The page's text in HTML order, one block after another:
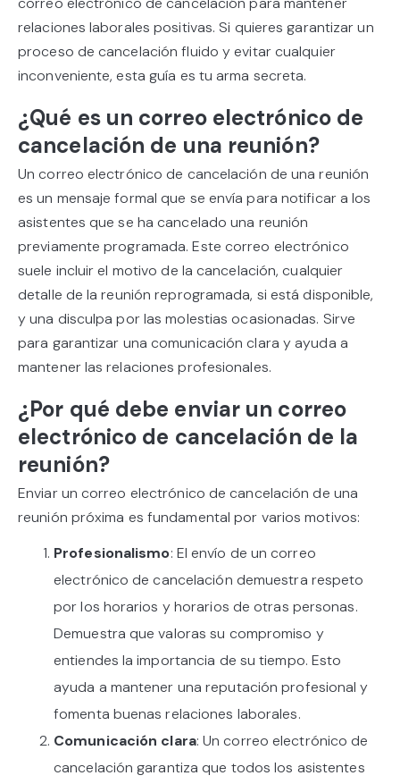
relaciones laborales positivas. Si quieres garantizar un
proceso de cancelación fluido y evitar cualquier
inconveniente, esta guía es tu arma secreta.
¿Qué es un correo electrónico de
cancelación de una reunión?
Un correo electrónico de cancelación de una reunión
es un mensaje formal que se envía para notificar a los
asistentes que se ha cancelado una reunión
previamente programada. Este correo electrónico
suele incluir el motivo de la cancelación, cualquier
detalle de la reunión reprogramada, si está disponible,
y una disculpa por las molestias ocasionadas. Sirve
para garantizar una comunicación clara y ayuda a
mantener las relaciones profesionales.
¿Por qué debe enviar un correo
electrónico de cancelación de la
reunión?
Enviar un correo electrónico de cancelación de una
reunión próxima es fundamental por varios motivos:
Profesionalismo: El envío de un correo
electrónico de cancelación demuestra respeto
por los horarios y horarios de otras personas.
Demuestra que valoras su compromiso y
entiendes la importancia de su tiempo. Esto
ayuda a mantener una reputación profesional y
fomenta buenas relaciones laborales.
Comunicación clara: Un correo electrónico de
cancelación garantiza que todos los asistentes